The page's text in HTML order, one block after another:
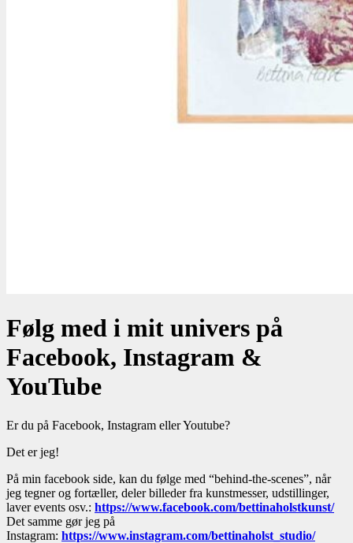
Følg med i mit univers på
Facebook, Instagram &
YouTube
Er du på Facebook, Instagram eller Youtube?
Det er jeg!
På min facebook side, kan du følge med “behind-the-scenes”, når
jeg tegner og fortæller, deler billeder fra kunstmesser, udstillinger,
laver events osv.: https://www.facebook.com/bettinaholstkunst/
Det samme gør jeg på
Instagram: https://www.instagram.com/bettinaholst_studio/